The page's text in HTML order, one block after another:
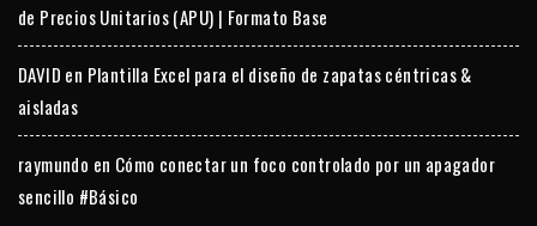
de Precios Unitarios (APU) | Formato Base
DAVID en Plantilla Excel para el diseño de zapatas céntricas &
aisladas
raymundo en Cómo conectar un foco controlado por un apagador
sencillo #Básico